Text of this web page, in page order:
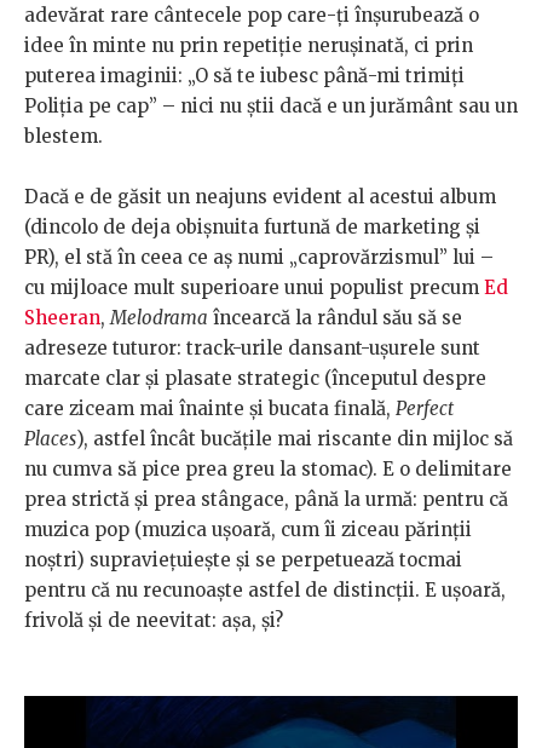
adevărat rare cântecele pop care-ți înșurubează o
idee în minte nu prin repetiție nerușinată, ci prin
puterea imaginii: „O să te iubesc până-mi trimiți
Poliția pe cap” – nici nu știi dacă e un jurământ sau un
blestem.
Dacă e de găsit un neajuns evident al acestui album
(dincolo de deja obișnuita furtună de marketing și
PR), el stă în ceea ce aș numi „caprovărzismul” lui –
cu mijloace mult superioare unui populist precum Ed
Sheeran,Melodrama încearcă la rândul său să se
adreseze tuturor: track-urile dansant-ușurele sunt
marcate clar și plasate strategic (începutul despre
care ziceam mai înainte și bucata finală, Perfect
Places), astfel încât bucățile mai riscante din mijloc să
nu cumva să pice prea greu la stomac). E o delimitare
prea strictă și prea stângace, până la urmă: pentru că
muzica pop (muzica ușoară, cum îi ziceau părinții
noștri) supraviețuiește și se perpetuează tocmai
pentru că nu recunoaște astfel de distincții. E ușoară,
frivolă și de neevitat: așa, și?